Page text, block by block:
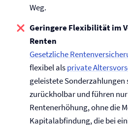
Weg.
Geringere Flexibilität im
Renten
Gesetzliche
flexibel alsprivate
geleistete Sonderzahlungen
zurückholbar und führen
Rentenerhöhung, ohne die
Kapitalabfindung, die bei